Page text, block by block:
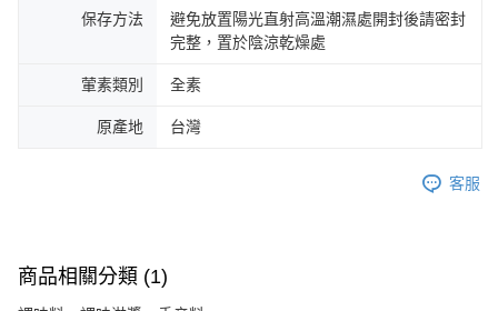
保存方法
避免放置陽光直射高溫潮濕處開封後請密封
完整，置於陰涼乾燥處
葷素類別 全素
原產地 台灣
客服
商品相關分類 (1)